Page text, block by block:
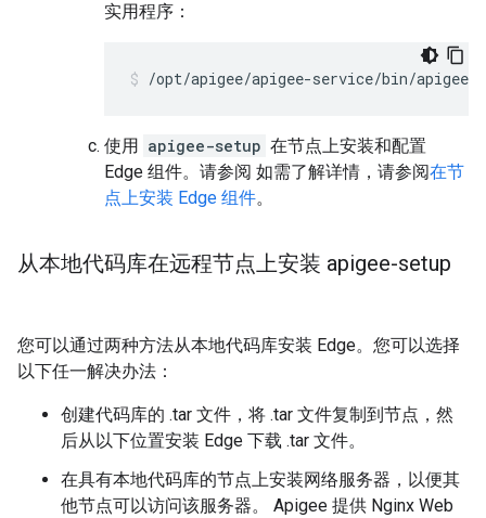
实用程序：
/opt/apigee/apigee-service/bin/
使用 apigee-setup 在节点上安装和配置
Edge 组件。请参阅 如需了解详情，请参阅在节
点上安装 Edge 组件。
从本地代码库在远程节点上安装 apigee-setup
您可以通过两种方法从本地代码库安装 Edge。您可以选择
以下任一解决办法：
创建代码库的 .tar 文件，将 .tar 文件复制到节点，然
后从以下位置安装 Edge 下载 .tar 文件。
在具有本地代码库的节点上安装网络服务器，以便其
他节点可以访问该服务器。 Apigee 提供 Nginx Web